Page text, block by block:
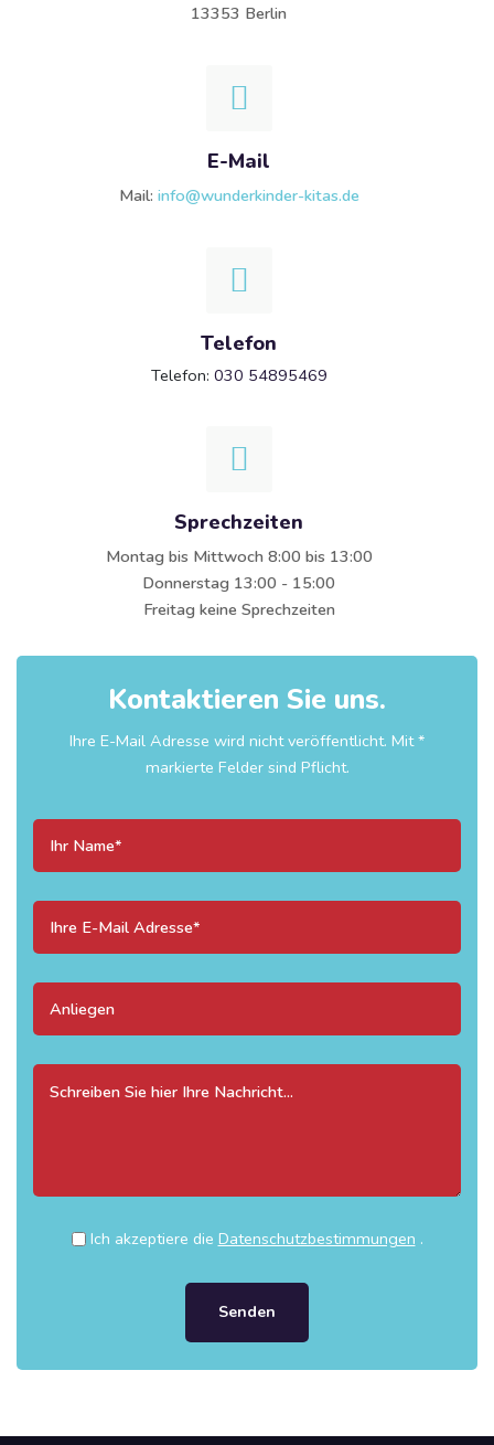
13353 Berlin
E-Mail
Mail: info@wunderkinder-kitas.de
Telefon
Telefon: 030 54895469
Sprechzeiten
Montag bis Mittwoch 8:00 bis 13:00
Donnerstag 13:00 - 15:00
Freitag keine Sprechzeiten
Kontaktieren Sie uns.
Ihre E-Mail Adresse wird nicht veröffentlicht. Mit *
markierte Felder sind Pflicht.
Ich akzeptiere die Datenschutzbestimmungen .
Senden